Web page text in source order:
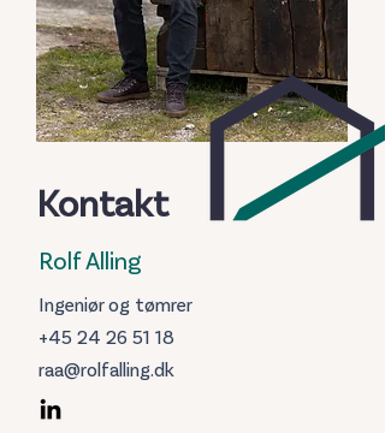
Kontakt
Rolf Alling
Ingeniør og tømrer
+45 24 26 51 18
raa@rolfalling.dk